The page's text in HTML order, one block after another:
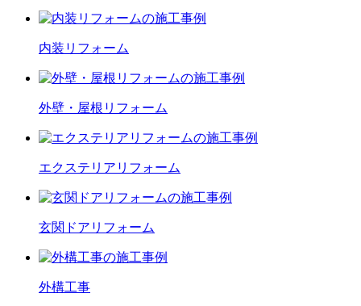
内装 リフォーム
外壁・屋根 リフォーム
エクステリア リフォーム
玄関ドア リフォーム
外構工事